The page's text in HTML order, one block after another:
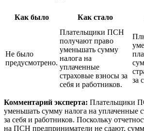
Как было Как стало
Не было
предусмотрено.
Плательщики ПСН
получают право
уменьшать сумму
налога на
уплаченные
страховые взносы за
себя и работников.
за
Комментарий эксперта: Плательщики
уменьшать сумму налога на уплаченные
за себя и работников. Поскольку
на ПСН предприниматели не сдают,